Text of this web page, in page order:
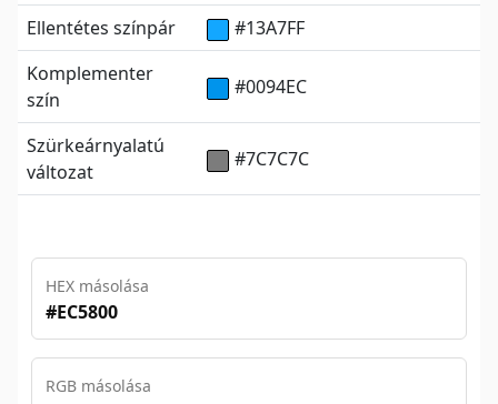
Ellentétes színpár
#13A7FF
Komplementer
szín
#0094EC
Szürkeárnyalatú
változat
#7C7C7C
HEX másolása
#EC5800
RGB másolása